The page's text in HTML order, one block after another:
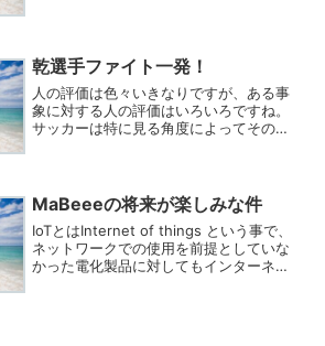
簡単には出来ないとばか...
乾選手ファイト一発！
人の評価は色々いきなりですが、ある事
象に対する人の評価はいろいろですね。
サッカーは特に見る角度によってその差
反省の弁を口にされるので...
MaBeeeの将来が楽しみな件
IoTとはInternet of things という事で、
ネットワークでの使用を前提としていな
かった電化製品に対してもインターネッ